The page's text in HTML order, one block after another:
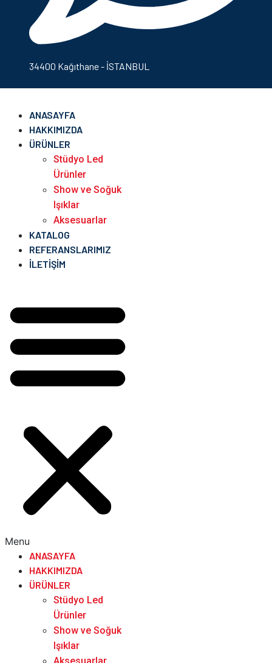
34400 Kağıthane - İSTANBUL
ANASAYFA
HAKKIMIZDA
ÜRÜNLER
Stüdyo Led
Ürünler
Show ve Soğuk
Işıklar
Aksesuarlar
KATALOG
REFERANSLARIMIZ
İLETIŞIM
Menu
ANASAYFA
HAKKIMIZDA
ÜRÜNLER
Stüdyo Led
Ürünler
Show ve Soğuk
Işıklar